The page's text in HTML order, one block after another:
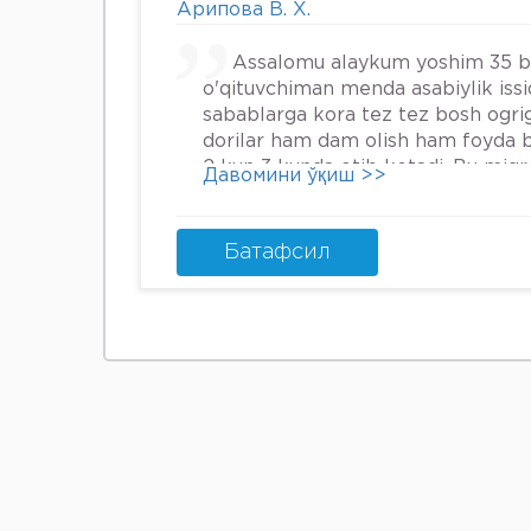
Арипова В. Х.
Assalomu alaykum yoshim 35
o'qituvchiman menda asabiylik
sabablarga kora tez tez bosh
dorilar ham dam olish ham foyda
2 kun 3 kunda otib ketadi. Bu
Давомини ўқиш >>
Батафсил